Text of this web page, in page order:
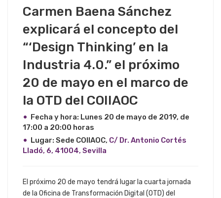
Carmen Baena Sánchez
explicará el concepto del
“‘Design Thinking’ en la
Industria 4.0.” el próximo
20 de mayo en el marco de
la OTD del COIIAOC
Fecha y hora: Lunes 20 de mayo de 2019, de
17:00 a 20:00 horas
Lugar: Sede COIIAOC, C/ Dr. Antonio Cortés
Lladó, 6, 41004, Sevilla
El próximo 20 de mayo tendrá lugar la cuarta jornada
de la Oficina de Transformación Digital (OTD) del